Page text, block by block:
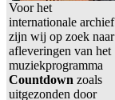
Voor het
internationale archief
zijn wij op zoek naar
afleveringen van het
muziekprogramma
Countdown zoals
uitgezonden door